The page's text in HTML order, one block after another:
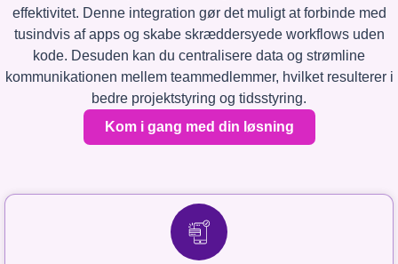
effektivitet. Denne integration gør det muligt at forbinde med
tusindvis af apps og skabe skræddersyede workflows uden
kode. Desuden kan du centralisere data og strømline
kommunikationen mellem teammedlemmer, hvilket resulterer i
bedre projektstyring og tidsstyring.
Kom i gang med din løsning